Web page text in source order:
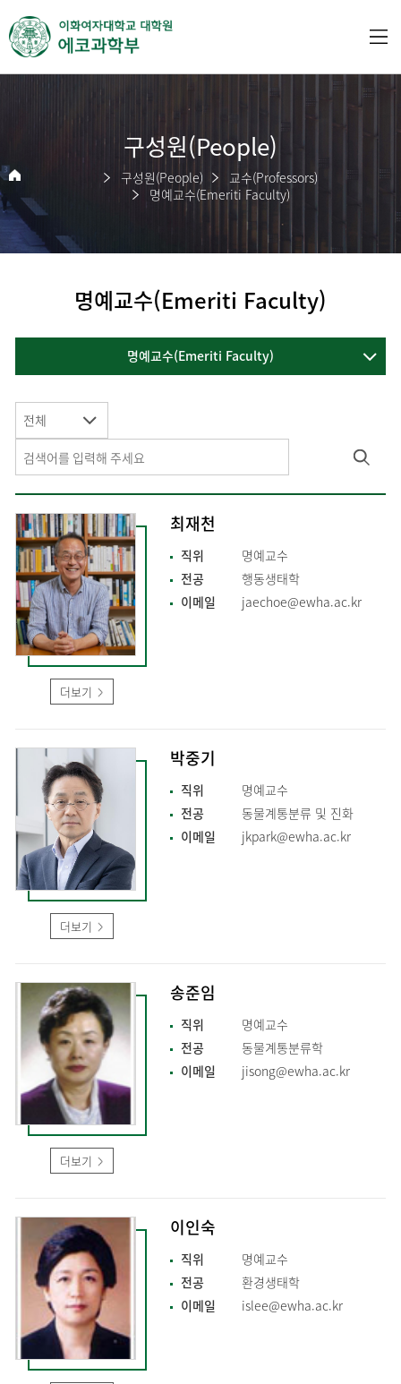
구성원(People)
구성원(People)
교수(Professors)
명예교수(Emeriti Faculty)
명예교수(Emeriti Faculty)
명예교수(Emeriti Faculty)
전체
더보기
최재천
직위
명예교수
전공
행동생태학
이메일
jaechoe@ewha.ac.kr
더보기
박중기
직위
명예교수
전공
동물계통분류 및 진화
이메일
jkpark@ewha.ac.kr
더보기
송준임
직위
명예교수
전공
동물계통분류학
이메일
jisong@ewha.ac.kr
이인숙
직위
명예교수
전공
환경생태학
이메일
islee@ewha.ac.kr